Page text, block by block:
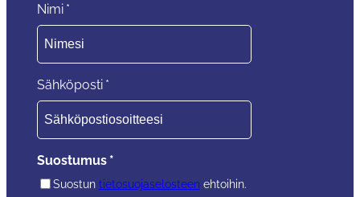
Nimi *
Sähköposti *
Suostumus *
Suostun tietosuojaselosteen ehtoihin.